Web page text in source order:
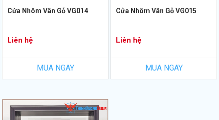
Cửa Nhôm Vân Gỗ VG014
Liên hệ
MUA NGAY
Cửa Nhôm Vân Gỗ VG015
Liên hệ
MUA NGAY